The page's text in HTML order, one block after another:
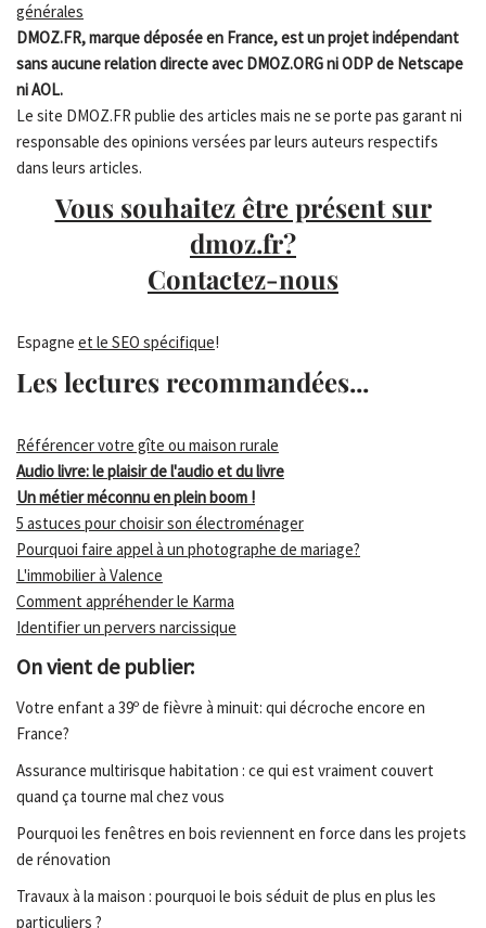
générales
DMOZ.FR, marque déposée en France, est un projet indépendant
sans aucune relation directe avec DMOZ.ORG ni ODP de Netscape
ni AOL.
Le site DMOZ.FR publie des articles mais ne se porte pas garant ni
responsable des opinions versées par leurs auteurs respectifs
dans leurs articles.
Vous souhaitez être présent sur
dmoz.fr?
Contactez-nous
Espagne et le SEO spécifique!
Les lectures recommandées...
Référencer votre gîte ou maison rurale
Audio livre: le plaisir de l'audio et du livre
Un métier méconnu en plein boom !
5 astuces pour choisir son électroménager
Pourquoi faire appel à un photographe de mariage?
L'immobilier à Valence
Comment appréhender le Karma
Identifier un pervers narcissique
On vient de publier:
Votre enfant a 39º de fièvre à minuit: qui décroche encore en
France?
Assurance multirisque habitation : ce qui est vraiment couvert
quand ça tourne mal chez vous
Pourquoi les fenêtres en bois reviennent en force dans les projets
de rénovation
Travaux à la maison : pourquoi le bois séduit de plus en plus les
particuliers ?